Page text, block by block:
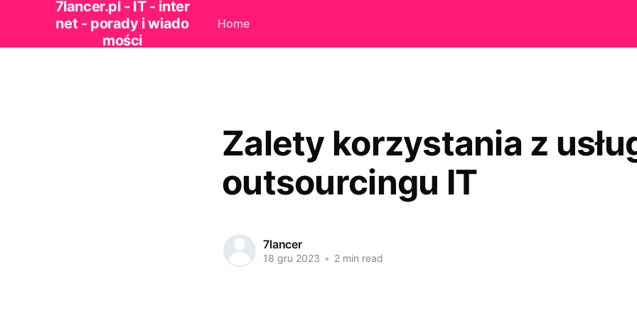
7lancer.pl - IT - inter
net - porady i wiado
mości
Home
Zalety korzystania z
outsourcingu IT
7lancer
18 gru 2023 • 2 min read